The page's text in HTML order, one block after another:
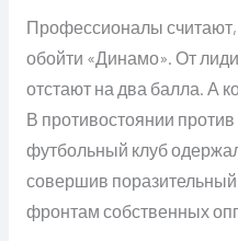
Профессионалы считают,
обойти «Динамо». От
отстают на два балла. А
В противостоянии против
футбольный клуб
совершив
фронтам собственных